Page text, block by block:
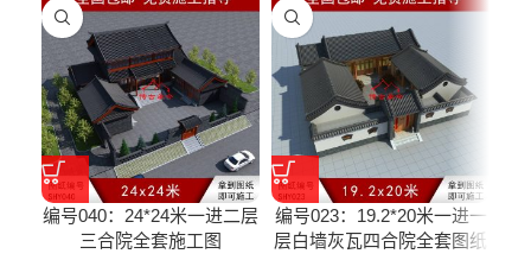
编号040：24*24米一进二层
三合院全套施工图
编号023：19.2*20米一进一
层白墙灰瓦四合院全套图纸